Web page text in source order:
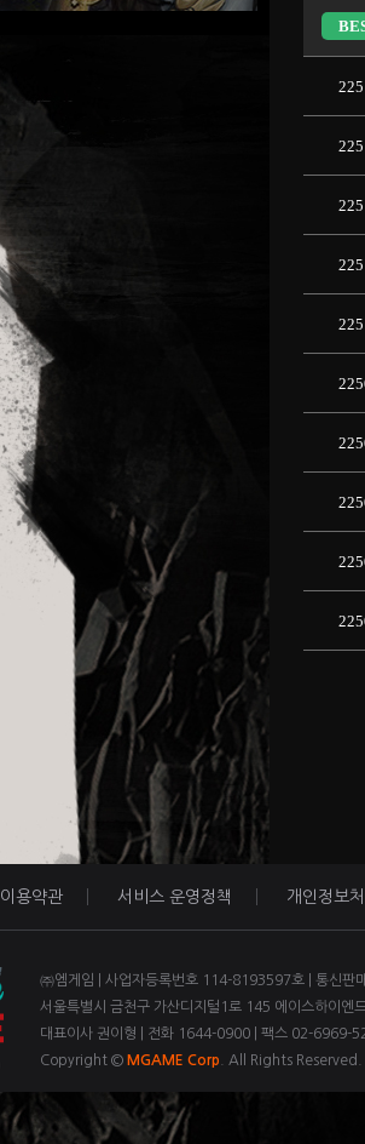
이용약관 서비스 운영정책 개인정보
㈜엠게임 | 사업자등록번호 114-8193597호 | 통신판
서울특별시 금천구 가산디지털1로 145 에이스하이엔
대표이사 권이형 | 전화 1644-0900 | 팩스 02-6969-
Copyright © MGAME Corp . All Rights Reserved.